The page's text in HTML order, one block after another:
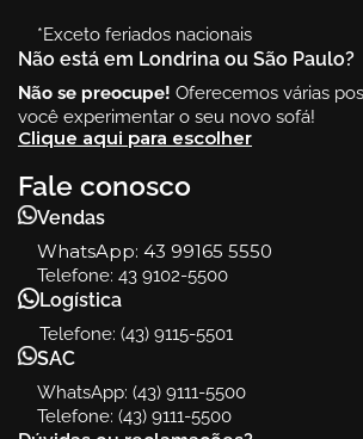
*Exceto feriados nacionais
Não está em Londrina ou São Paulo?
Não se preocupe! Oferecemos várias
você experimentar o seu novo sofá!
Clique aqui para escolher
Fale conosco
Vendas
WhatsApp: 43 99165 5550
Telefone: 43 9102-5500
Logística
Telefone: (43) 9115-5501
SAC
WhatsApp: (43) 9111-5500
Telefone: (43) 9111-5500